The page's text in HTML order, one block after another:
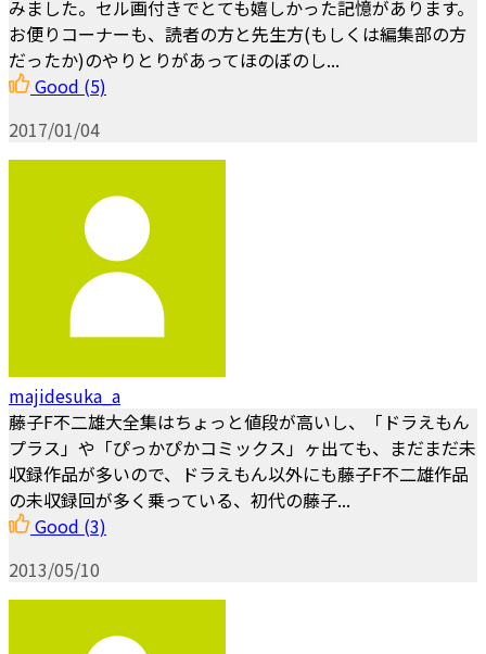
みました。セル画付きでとても嬉しかった記憶があります。
お便りコーナーも、読者の方と先生方(もしくは編集部の方
だったか)のやりとりがあってほのぼのし...
Good (5)
2017/01/04
majidesuka_a
藤子F不二雄大全集はちょっと値段が高いし、「ドラえもん
プラス」や「ぴっかぴかコミックス」ヶ出ても、まだまだ未
収録作品が多いので、ドラえもん以外にも藤子F不二雄作品
の未収録回が多く乗っている、初代の藤子...
Good (3)
2013/05/10